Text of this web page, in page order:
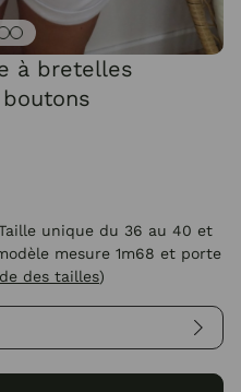
à bretelles
unique du 36 au 40 et
mesure 1m68 et porte
des tailles)